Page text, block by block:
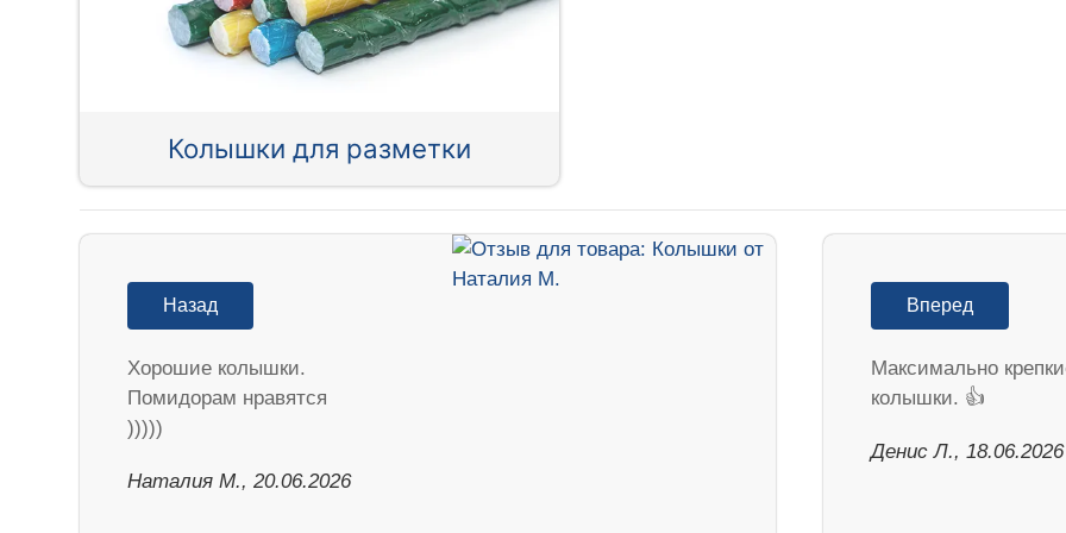
Колышки для разметки
Назад
Хорошие колышки.
Помидорам нравятся
)))))
Наталия М., 20.06.2026
Вперед
Максимально
колышки. 👍
Денис Л., 18.06.2026